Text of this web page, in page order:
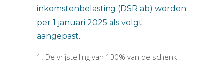
inkomstenbelasting (DSR ab) worden
per 1 januari 2025 als volgt
aangepast.
De vrijstelling van 100% van de schenk-